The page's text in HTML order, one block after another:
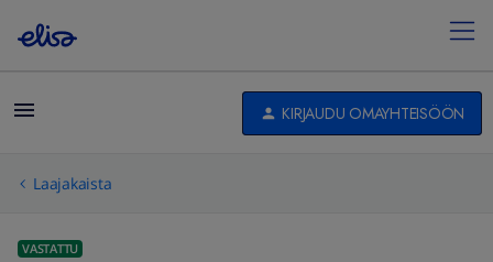
KIRJAUDU OMAYHTEISÖÖN
Laajakaista
VASTATTU